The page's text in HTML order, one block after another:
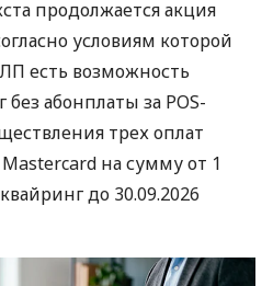
продолжается акция
условиям которой
есть возможность
абонплаты за POS-
трех оплат
на сумму от 1
до 30.09.2026